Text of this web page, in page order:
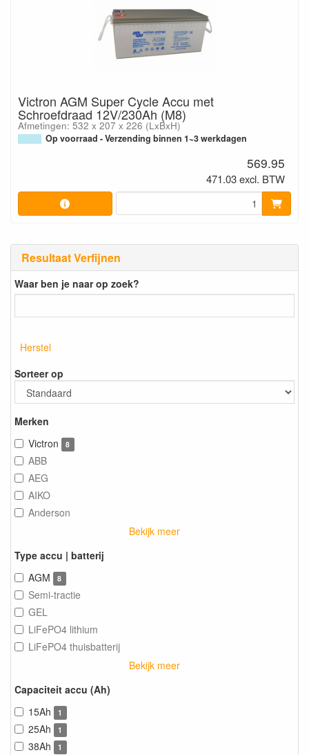
Resultaat Verfijnen
Waar ben je naar op zoek?
Herstel
Sorteer op
Merken
Victron
8
ABB
AEG
AIKO
Anderson
Bekijk meer
Type accu | batterij
AGM
8
Semi-tractie
GEL
LiFePO4 lithium
LiFePO4 thuisbatterij
Bekijk meer
Capaciteit accu (Ah)
15Ah
1
25Ah 1
38Ah 1
Victron AGM Super Cycle Accu met
Schroefdraad 12V/230Ah (M8)
Afmetingen: 532 x 207 x 226 (LxBxH)
Op voorraad - Verzending binnen 1~3 werkdagen
569.95
471.03 excl. BTW